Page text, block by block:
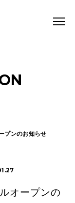
ンのお知らせ
オープンの